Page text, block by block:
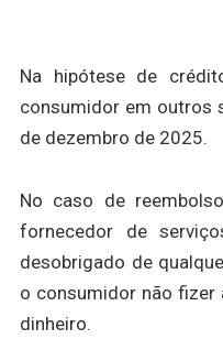
Na hipótese de
consumidor em outros
de dezembro de 2025.
No caso de
fornecedor de
desobrigado de
o consumidor não fizer
dinheiro.